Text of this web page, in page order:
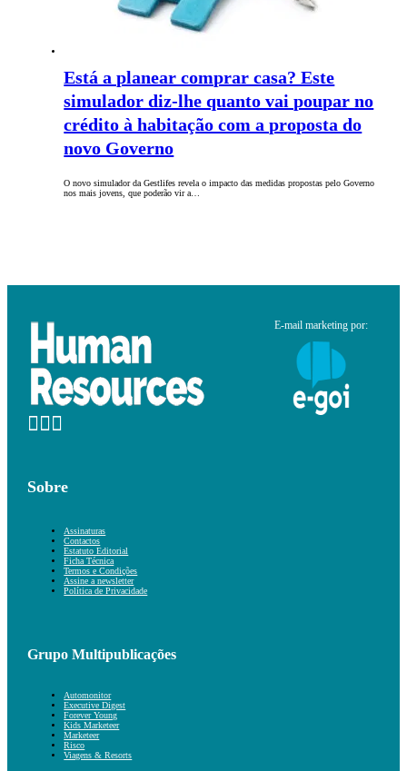
Está a planear comprar casa? Este
simulador diz-lhe quanto vai poupar no
crédito à habitação com a proposta do
novo Governo
O novo simulador da Gestlifes revela o impacto das medidas propostas pelo Governo
nos mais jovens, que poderão vir a…
E-mail marketing por:
Sobre
Assinaturas
Contactos
Estatuto Editorial
Ficha Técnica
Termos e Condições
Assine a newsletter
Política de Privacidade
Grupo Multipublicações
Automonitor
Executive Digest
Forever Young
Kids Marketeer
Marketeer
Risco
Viagens & Resorts